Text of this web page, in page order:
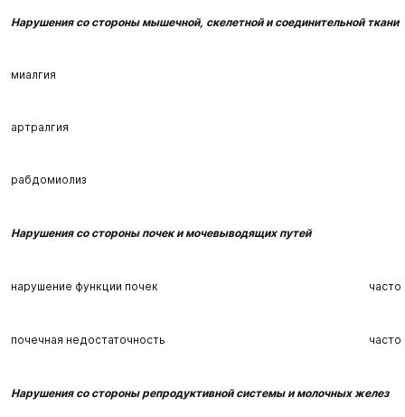
Нарушения со стороны мышечной, скелетной и соединительной ткани
миалгия
артралгия
рабдомиолиз
Нарушения со стороны почек и мочевыводящих путей
нарушение функции почек часто
почечная недостаточность часто
Нарушения со стороны репродуктивной системы и молочных желез